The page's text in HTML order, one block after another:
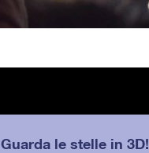
Guarda le stelle in 3D!